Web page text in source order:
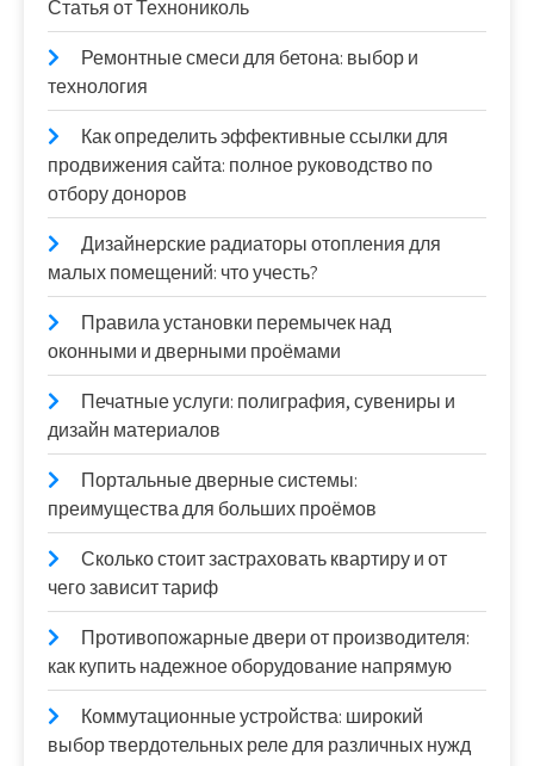
Статья от Технониколь
Ремонтные смеси для бетона: выбор и
технология
Как определить эффективные ссылки для
продвижения сайта: полное руководство по
отбору доноров
Дизайнерские радиаторы отопления для
малых помещений: что учесть?
Правила установки перемычек над
оконными и дверными проёмами
Печатные услуги: полиграфия, сувениры и
дизайн материалов
Портальные дверные системы:
преимущества для больших проёмов
Сколько стоит застраховать квартиру и от
чего зависит тариф
Противопожарные двери от производителя:
как купить надежное оборудование напрямую
Коммутационные устройства: широкий
выбор твердотельных реле для различных нужд